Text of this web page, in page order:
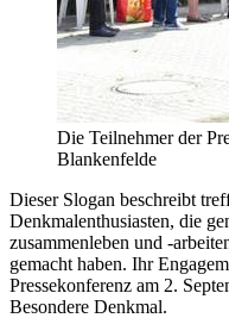
Die Teilnehmer der
Blankenfelde
Dieser Slogan beschreibt
Denkmalenthusiasten, die
zusammenleben und -
gemacht haben. Ihr
Pressekonferenz am 2.
Besondere Denkmal.